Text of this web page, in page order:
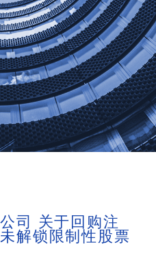
司 关于回购注
解锁限制性股票